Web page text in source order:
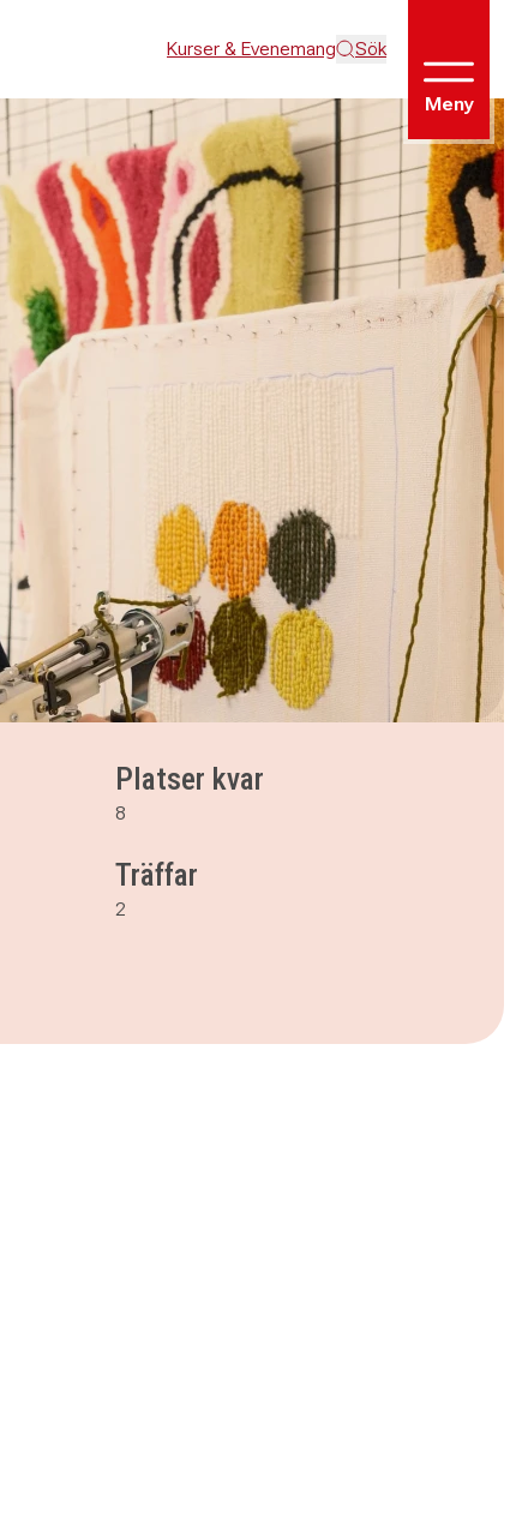
Kurser & Evenemang Sök
Meny
Platser kvar
8
Träffar
2